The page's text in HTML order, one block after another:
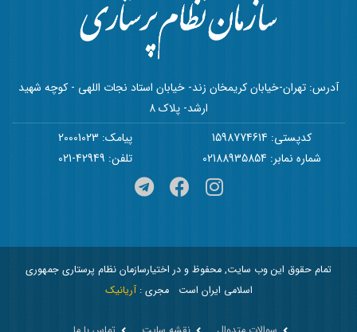
آدرس: تهران-خیابان کریمخان زند- خیابان استاد نجات اللهی - کوچه شهید
ارشد- پلاک 8
کدپستی: 1598774614
پیامک: 20001023
شماره نمابر: 02188935854
تلفن: 42949-021
تمام حقوق این وب سایت, محفوظ و در اختیارسازمان نظام پرستاری جمهوری
اسلامی ایران است
مجری :آریانیک